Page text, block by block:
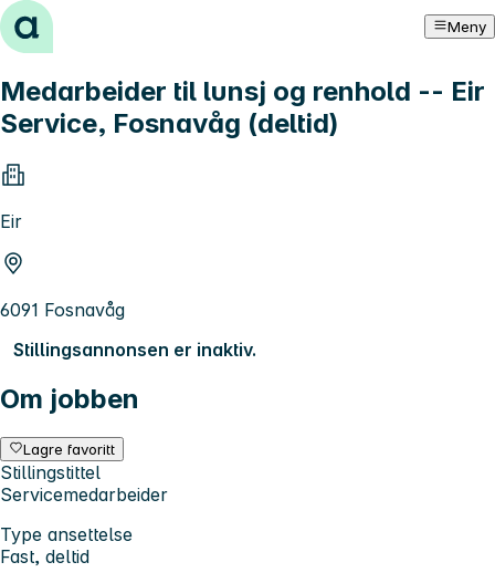
Hopp til innhold Meny
Medarbeider til lunsj og renhold -- Eir
Service, Fosnavåg (deltid)
Eir
6091 Fosnavåg
Stillingsannonsen er inaktiv.
Om jobben
Lagre favoritt
Stillingstittel
Servicemedarbeider
Type ansettelse
Fast, deltid